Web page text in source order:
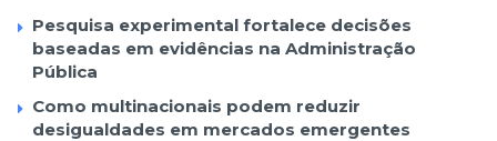
Pesquisa experimental fortalece decisões
baseadas em evidências na Administração
Pública
Como multinacionais podem reduzir
desigualdades em mercados emergentes